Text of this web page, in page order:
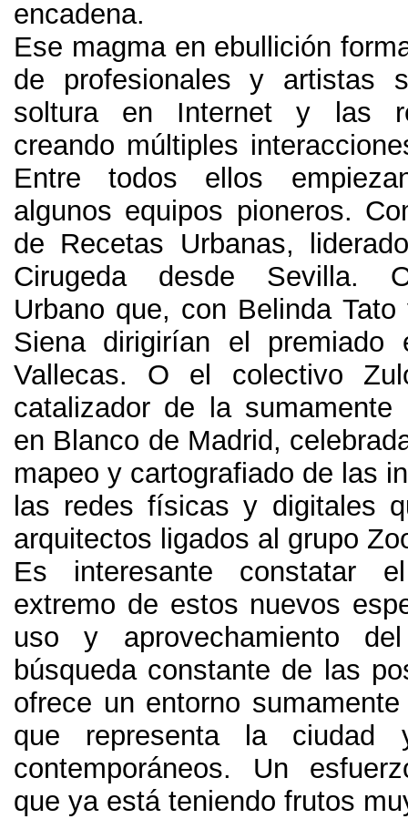
encadena.
Ese magma en ebullición
de profesionales y artistas
soltura en Internet y las
creando múltiples
Entre todos ellos
algunos equipos pioneros.
de Recetas Urbanas,
Cirugeda desde Sevilla.
Urbano que, con Belinda
Siena dirigirían el premiado
Vallecas. O el colectivo
catalizador de la sumamente
en Blanco de Madrid,
mapeo y cartografiado de las
las redes físicas y digitales
arquitectos ligados al grupo
Es interesante constatar
extremo de estos nuevos
uso y aprovechamiento
búsqueda constante de las
ofrece un entorno
que representa la ciudad
contemporáneos. Un
que ya está teniendo frutos